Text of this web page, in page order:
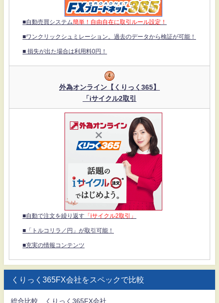
■自動売買システム簡単！自由自在に取引ルール設定！
■ワンクリックシュミレーション。過去のデータから検証が可能！
■ 損失が出た場合は利用料0円！
外為オンライン【くりっく365】
「iサイクル2取引
■自動で注文を繰り返す 「iサイクル2取引」
■「トルコリラ／円」が取引可能！
■充実の情報コンテンツ
くりっく365FX会社をスペックで比較
総合比較 くりっく365FX会社